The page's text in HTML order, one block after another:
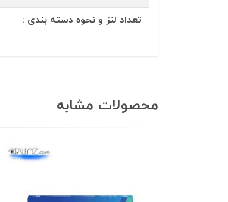
تعداد لنز و نحوه دسته بندی :
محصولات مشابه